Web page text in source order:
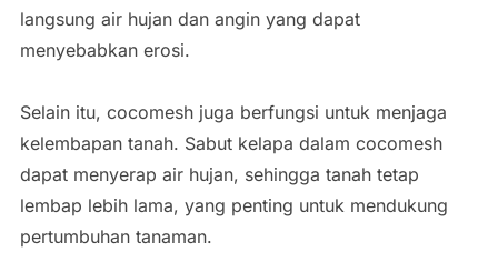
langsung air hujan dan angin yang dapat
menyebabkan erosi.
Selain itu, cocomesh juga berfungsi untuk menjaga
kelembapan tanah. Sabut kelapa dalam cocomesh
dapat menyerap air hujan, sehingga tanah tetap
lembap lebih lama, yang penting untuk mendukung
pertumbuhan tanaman.